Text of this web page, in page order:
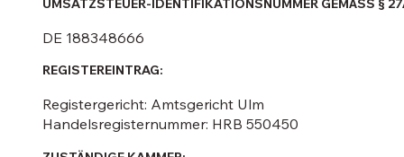
UMSATZSTEUER-IDENTIFIKATIONSNUMMER GEMÄSS §
DE 188348666
REGISTEREINTRAG:
Registergericht: Amtsgericht Ulm
Handelsregisternummer: HRB 550450